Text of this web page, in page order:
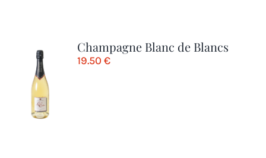
Champagne Blanc de Blancs
19.50€